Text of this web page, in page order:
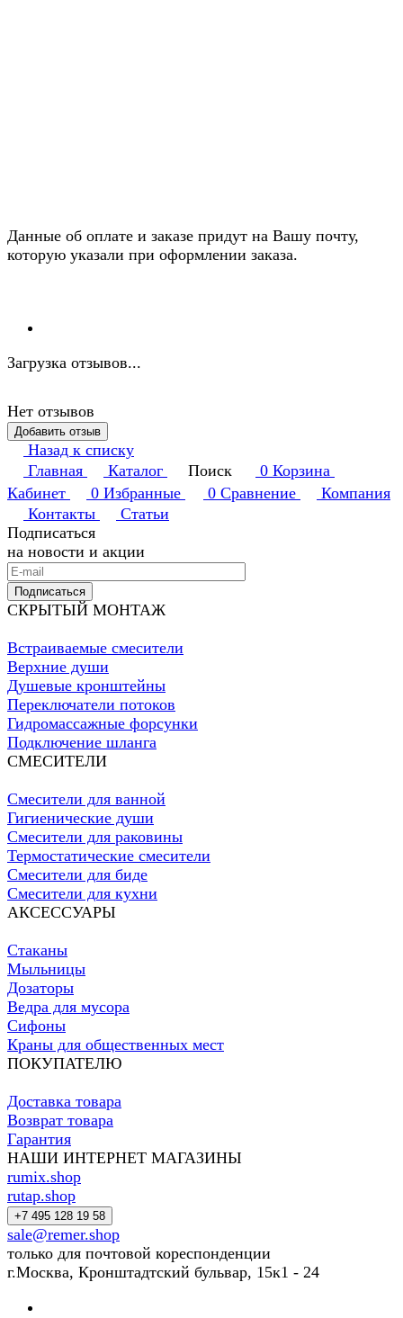
Данные об оплате и заказе придут на Вашу почту,
которую указали при оформлении заказа.
Загрузка отзывов...
Нет отзывов
Добавить отзыв
Назад к списку
Главная
Каталог Поиск 0 Корзина
Кабинет
0 Избранные 0 Сравнение
Компания
Контакты
Статьи
Подписаться
на новости и акции
Подписаться
СКРЫТЫЙ МОНТАЖ
Встраиваемые смесители
Верхние души
Душевые кронштейны
Переключатели потоков
Гидромассажные форсунки
Подключение шланга
СМЕСИТЕЛИ
Смесители для ванной
Гигиенические души
Смесители для раковины
Термостатические смесители
Смесители для биде
Смесители для кухни
АКСЕССУАРЫ
Стаканы
Мыльницы
Дозаторы
Ведра для мусора
Сифоны
Краны для общественных мест
ПОКУПАТЕЛЮ
Доставка товара
Возврат товара
Гарантия
НАШИ ИНТЕРНЕТ МАГАЗИНЫ
rumix.shop
rutap.shop
+7 495 128 19 58
sale@remer.shop
только для почтовой кореспонденции
г.Москва, Кронштадтский бульвар, 15к1 - 24